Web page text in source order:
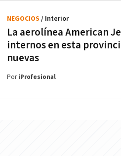
La aerolínea American
internos en esta
nuevas
NEGOCIOS / Interior
PoriProfesional